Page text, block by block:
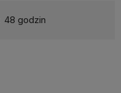
48 godzin